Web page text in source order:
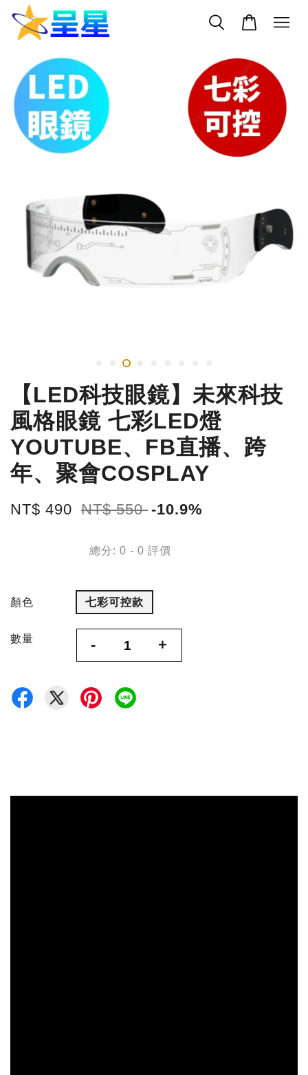
【LED科技眼鏡】未來科技
風格眼鏡 七彩LED燈
YOUTUBE、FB直播、跨
年、聚會COSPLAY
NT$ 490 NT$ 550 -10.9%
總分: 0 - 0 評價
顏色 七彩可控款
數量 - +